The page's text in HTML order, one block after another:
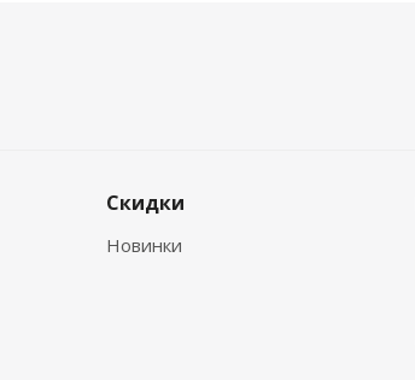
Скидки
Новинки